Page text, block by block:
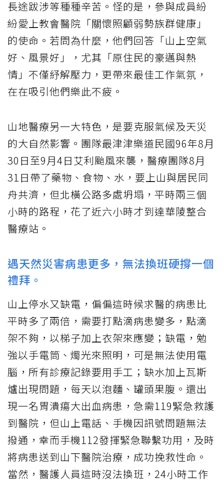
長途跋涉等種種辛苦。怪的是，參與成員紛
紛愛上教會醫院「關懷照顧弱勢族群健康」
的使命。若問為什麼，他們回答「山上空氣
好、風景好」，尤其「原住民的豪邁與熱
情」不僅紓解壓力，更帶來最佳工作氣氛，
在在吸引他們樂此不疲。
山地醫療另一大特色，是要克服氣候及天災
的大自然影響。團隊最津津樂道民國96年8月
30日至9月4日艾利颱風來襲，醫療團隊8月
31日帶了藥物、食物、水，要上山與居民同
舟共濟，但北橫公路多處坍塌，平時兩三個
小時的路程，花了近六小時才到達華陵整合
醫療站。
遇天然災害病患更多，無法換班硬撐一個
禮拜。
山上停水又缺電，偏偏這時候求醫的病患比
平時多了兩倍，需要打點滴病患變多，點滴
架不夠，以梯子加上衣架來應變；缺電，勉
強以手電筒、燭光來照明，可是無法使用電
腦，所有診療記錄要用手工；缺水加上瓦斯
爐出現問題，每天以泡麵、罐頭果腹。還出
現一名胃潰瘍大出血病患，急需119緊急救護
到醫院，但山上電話、手機因訊號問題無法
撥通，幸而手機112發揮緊急聯繫功用，及時
將病患送到山下醫院治療，成功挽救性命。
當然，醫護人員這時沒法換班，24小時工作